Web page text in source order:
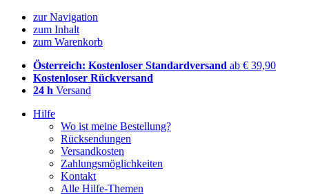
zur Navigation
zum Inhalt
zum Warenkorb
Österreich: Kostenloser Standardversand ab € 39,90
Kostenloser Rückversand
24 h Versand
Hilfe
Wo ist meine Bestellung?
Rücksendungen
Versandkosten
Zahlungsmöglichkeiten
Kontakt
Alle Hilfe-Themen